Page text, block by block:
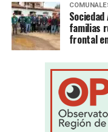
familias
frontal